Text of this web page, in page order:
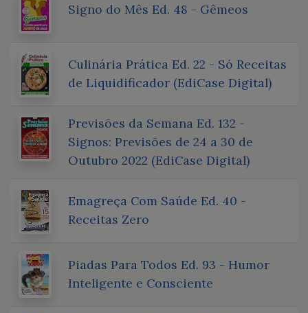
Signo do Mês Ed. 48 - Gêmeos
Culinária Prática Ed. 22 - Só Receitas
de Liquidificador (EdiCase Digital)
Previsões da Semana Ed. 132 -
Signos: Previsões de 24 a 30 de
Outubro 2022 (EdiCase Digital)
Emagreça Com Saúde Ed. 40 -
Receitas Zero
Piadas Para Todos Ed. 93 - Humor
Inteligente e Consciente